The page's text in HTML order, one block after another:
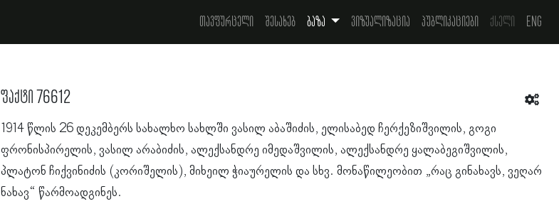
თავფურცელი შესახებ ბაზა ვიზუალიზაცია პუბლიკაციები ქსელი Eng
ფაქტი 76612
1914 წლის 26 დეკემბერს სახალხო სახლში ვასილ აბაშიძის, ელისაბედ ჩერქეზიშვილის, გოგი
ფრონისპირელის, ვასილ არაბიძის, ალექსანდრე იმედაშვილის, ალექსანდრე ყალაბეგიშვილის,
პლატონ ჩიქვინიძის (კორიშელის), მიხეილ ჭიაურელის და სხვ. მონაწილეობით „რაც გინახავს, ვეღარ
ნახავ“ წარმოადგინეს.